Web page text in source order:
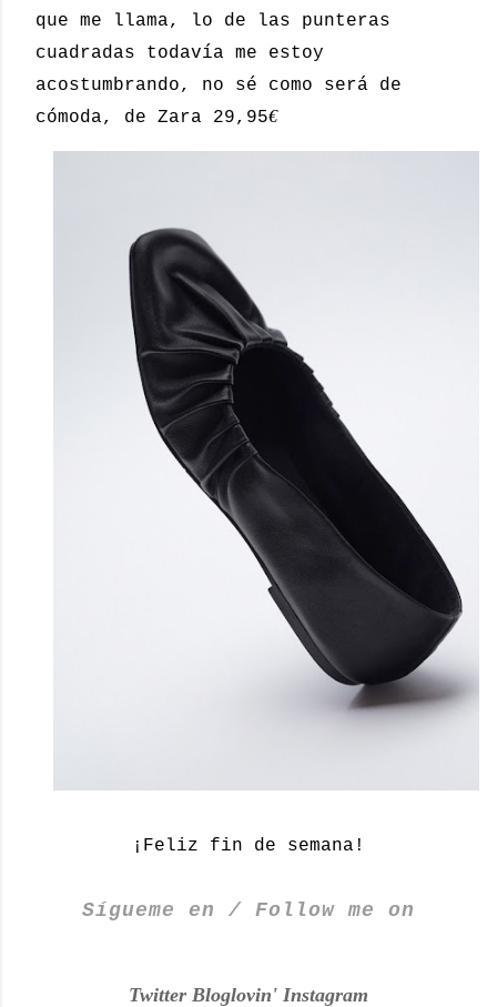
que me llama, lo de las punteras
cuadradas todavía me estoy
acostumbrando, no sé como será de
cómoda, de Zara 29,95€
¡Feliz fin de semana!
Sígueme en / Follow me on
Twitter Bloglovin' Instagram